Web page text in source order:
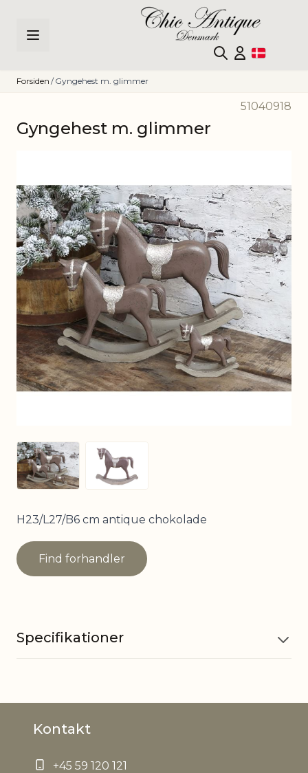
Forsiden / Gyngehest m. glimmer
51040918
Gyngehest m. glimmer
View larger image
H23/L27/B6 cm antique chokolade
Find forhandler
Specifikationer
Øvrig
Kontakt
+45 59 120 121